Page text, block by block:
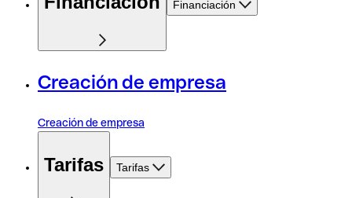
Financiación
Creación de empresa
Creación de empresa
Tarifas Tarifas